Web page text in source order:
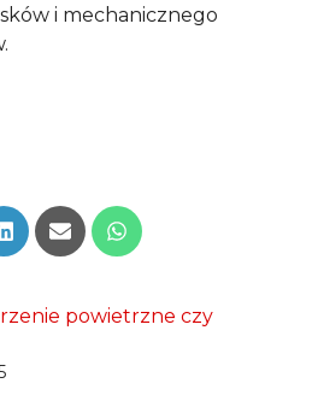
i mechanicznego
Share
on
Share
on
Share
on
powietrzne czy